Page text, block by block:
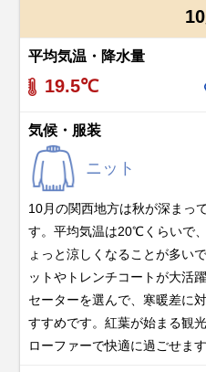
平均気温・降水量
19.5℃
気候・服装
ニット
10月の関西地方は秋が深まっ
す。平均気温は20℃くらいで
ょっと涼しくなることが多い
ットやトレンチコートが大活
セーターを選んで、寒暖差に
すすめです。紅葉が始まる観
ローファーで快適に過ごせます